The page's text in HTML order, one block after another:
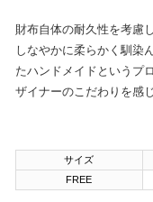
財布自体の耐久性を考慮
しなやかに柔らかく馴染
たハンドメイドというプ
ザイナーのこだわりを感
サイズ
FREE